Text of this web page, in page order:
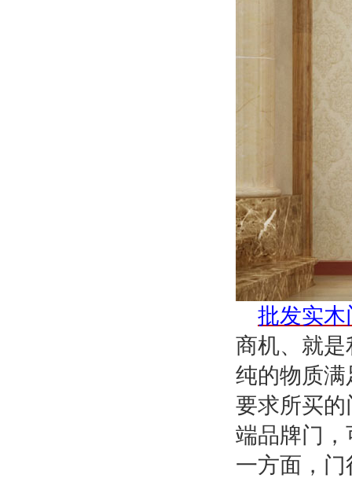
批发实木
商机、就
纯的物质
要求所买
端品牌门
一方面，